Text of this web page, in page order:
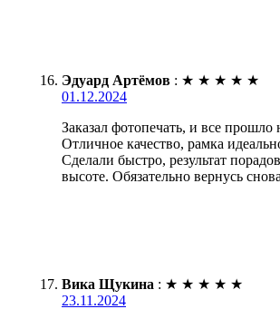
Эдуард Артёмов : ★ ★ ★ ★ ★
01.12.2024
Заказал фотопечать, и все прошло
Отличное качество, рамка
Сделали быстро, результат
высоте. Обязательно вернусь
Вика Щукина : ★ ★ ★ ★ ★
23.11.2024